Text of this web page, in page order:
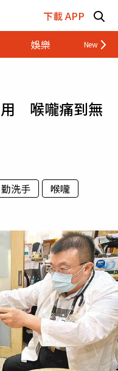
下載 APP
娛樂 財經
用 喉嚨痛到無
勤洗手
喉嚨